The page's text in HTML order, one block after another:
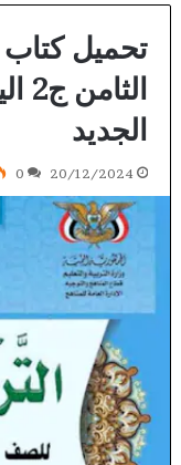
تحميل كتاب
الجديد
20/12/2024
0